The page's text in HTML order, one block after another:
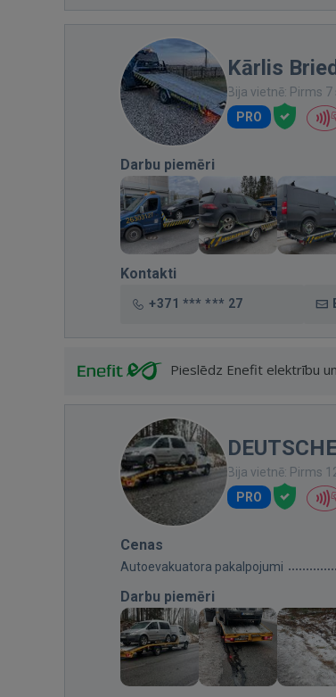
Kārlis
Bija vietnē: Pirms 7
PRO
Darbu piemēri
Kontakti
+371 *** *** 27
Pieslēdz Enefit elektrību
Bija vietnē: Pirms
PRO
Cenas
Autoevakuatora pakalpojumi
Darbu piemēri